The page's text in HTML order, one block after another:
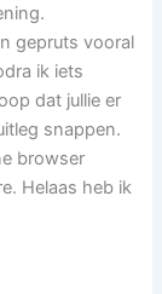
gepruts vooral
ik iets
dat jullie er
snappen.
browser
Helaas heb ik